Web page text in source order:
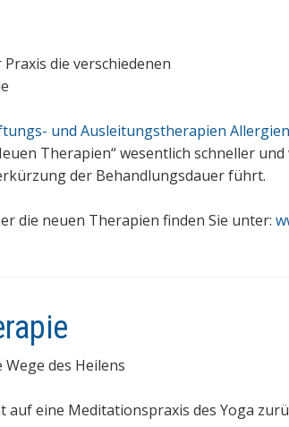
die verschiedenen
und Ausleitungstherapien
Therapien“ wesentlich schneller
der Behandlungsdauer führt.
die neuen Therapien finden Sie unter:
Wege des Heilens
auf eine Meditationspraxis des Yoga